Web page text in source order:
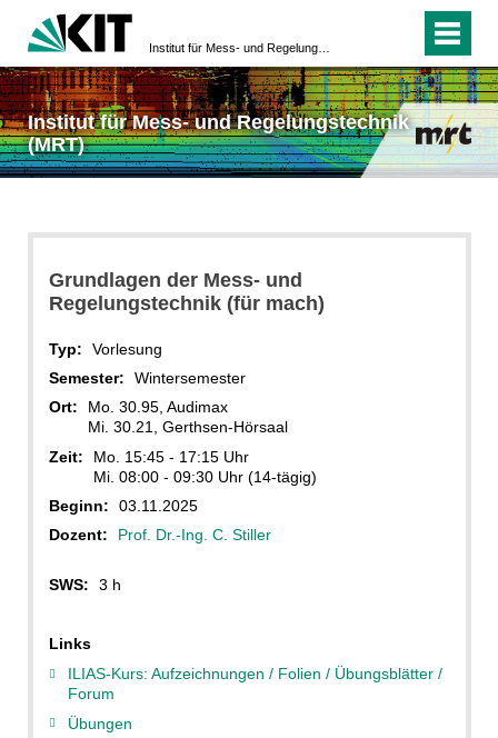
Institut für Mess- und Regelungstechnik
(MRT)
Grundlagen der Mess- und
Regelungstechnik (für mach)
Typ:
Vorlesung
Semester:
Wintersemester
Ort:
Mo. 30.95, Audimax
Mi. 30.21, Gerthsen-Hörsaal
Zeit:
Mo. 15:45 - 17:15 Uhr
Mi. 08:00 - 09:30 Uhr (14-tägig)
Beginn:
03.11.2025
Dozent:
Prof. Dr.-Ing. C. Stiller
SWS: 3 h
Links
ILIAS-Kurs: Aufzeichnungen / Folien / Übungsblätter /
Forum
Übungen